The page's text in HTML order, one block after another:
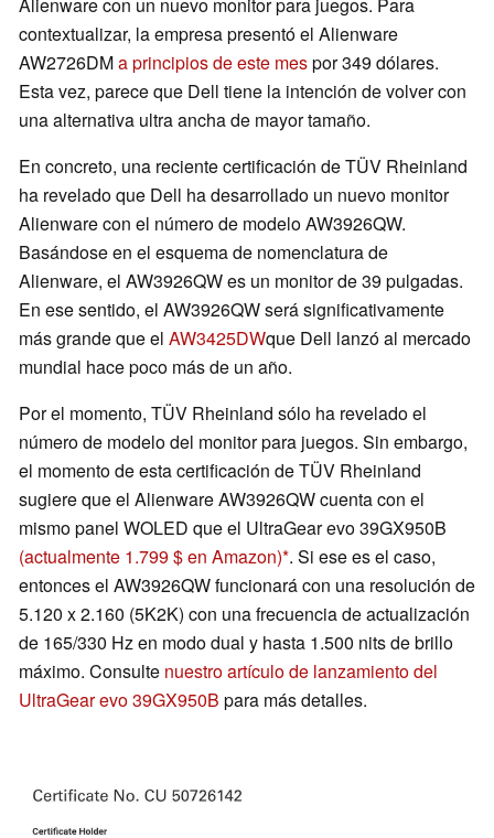
contextualizar, la empresa presentó el Alienware
AW2726DMa principios de este mespor 349 dólares.
Esta vez, parece que Dell tiene la intención de volver con
una alternativa ultra ancha de mayor tamaño.
En concreto, una reciente certificación de TÜV Rheinland
ha revelado que Dell ha desarrollado un nuevo monitor
Alienware con el número de modelo AW3926QW.
Basándose en el esquema de nomenclatura de
Alienware, el AW3926QW es un monitor de 39 pulgadas.
En ese sentido, el AW3926QW será significativamente
más grande que el AW3425DWque Dell lanzó al mercado
mundial hace poco más de un año.
Por el momento, TÜV Rheinland sólo ha revelado el
número de modelo del monitor para juegos. Sin embargo,
el momento de esta certificación de TÜV Rheinland
sugiere que el Alienware AW3926QW cuenta con el
mismo panel WOLED que el UltraGear evo 39GX950B
(actualmente 1.799 $ en Amazon) . Si ese es el caso,
entonces el AW3926QW funcionará con una resolución de
5.120 x 2.160 (5K2K) con una frecuencia de actualización
de 165/330 Hz en modo dual y hasta 1.500 nits de brillo
máximo. Consulte nuestro artículo de lanzamiento del
UltraGear evo 39GX950B para más detalles.